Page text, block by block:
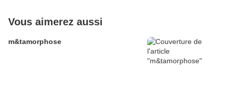
Vous aimerez aussi
m&tamorphose